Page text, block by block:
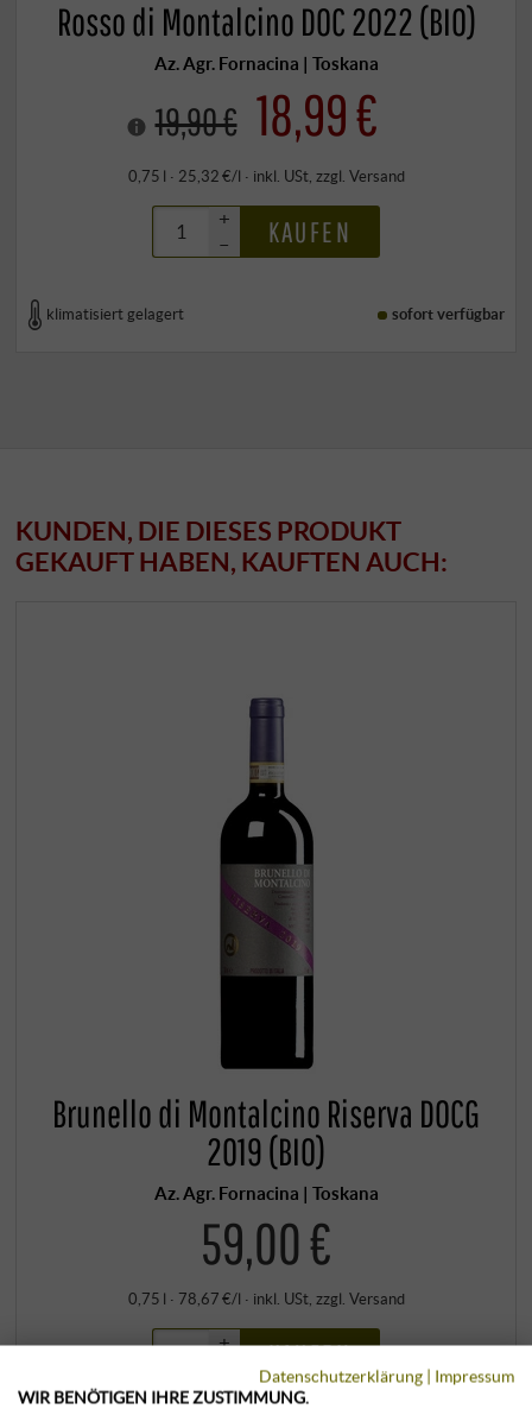
Rosso di Montalcino DOC 2022 (BIO)
Az. Agr. Fornacina | Toskana
19,90 € 18,99 €
0,75 l · 25,32 €/l · inkl. USt, zzgl. Versand
+
–
KAUFEN
klimatisiert gelagert sofort verfügbar
KUNDEN, DIE DIESES PRODUKT
GEKAUFT HABEN, KAUFTEN AUCH:
Brunello di Montalcino Riserva DOCG
2019 (BIO)
Az. Agr. Fornacina | Toskana
59,00 €
0,75 l · 78,67 €/l · inkl. USt, zzgl. Versand
+
KAUFEN
Datenschutzerklärung | Impressum
WIR BENÖTIGEN IHRE ZUSTIMMUNG.